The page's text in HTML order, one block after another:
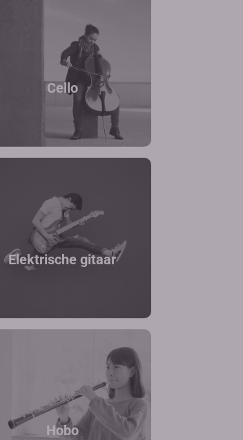
Cello
Elektrische gitaar
Hobo